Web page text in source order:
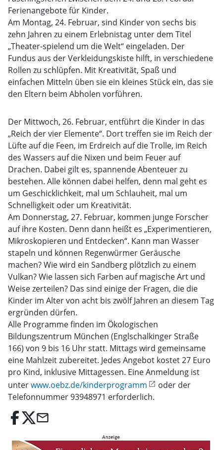
Ferienangebote für Kinder.
Am Montag, 24. Februar, sind Kinder von sechs bis
zehn Jahren zu einem Erlebnistag unter dem Titel
„Theater-spielend um die Welt“ eingeladen. Der
Fundus aus der Verkleidungskiste hilft, in verschiedene
Rollen zu schlüpfen. Mit Kreativität, Spaß und
einfachen Mitteln üben sie ein kleines Stück ein, das sie
den Eltern beim Abholen vorführen.
Der Mittwoch, 26. Februar, entführt die Kinder in das
„Reich der vier Elemente“. Dort treffen sie im Reich der
Lüfte auf die Feen, im Erdreich auf die Trolle, im Reich
des Wassers auf die Nixen und beim Feuer auf
Drachen. Dabei gilt es, spannende Abenteuer zu
bestehen. Alle können dabei helfen, denn mal geht es
um Geschicklichkeit, mal um Schlauheit, mal um
Schnelligkeit oder um Kreativität.
Am Donnerstag, 27. Februar, kommen junge Forscher
auf ihre Kosten. Denn dann heißt es „Experimentieren,
Mikroskopieren und Entdecken“. Kann man Wasser
stapeln und können Regenwürmer Geräusche
machen? Wie wird ein Sandberg plötzlich zu einem
Vulkan? Wie lassen sich Farben auf magische Art und
Weise zerteilen? Das sind einige der Fragen, die die
Kinder im Alter von acht bis zwölf Jahren an diesem Tag
ergründen dürfen.
Alle Programme finden im Ökologischen
Bildungszentrum München (Englschalkinger Straße
166) von 9 bis 16 Uhr statt. Mittags wird gemeinsame
eine Mahlzeit zubereitet. Jedes Angebot kostet 27 Euro
pro Kind, inklusive Mittagessen. Eine Anmeldung ist
unterwww.oebz.de/kinderprogramm
oder der
Telefonnummer 93948971 erforderlich.
email